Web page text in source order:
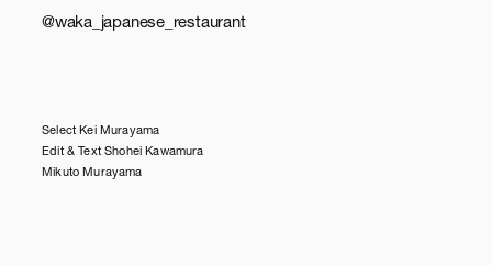
@waka_japanese_restaurant
Select Kei Murayama
Edit & Text Shohei Kawamura
Mikuto Murayama